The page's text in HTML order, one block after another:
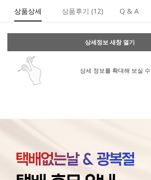
상품상세 상품후기 (12) Q & A
상세정보 새창 열기
상세 정보를 확대해 보실